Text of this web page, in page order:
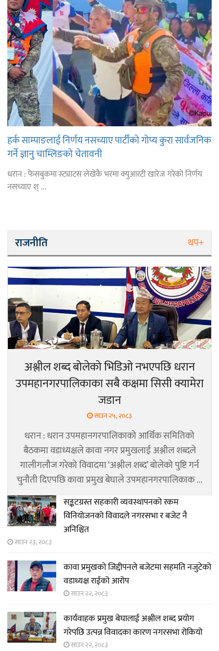
हर्क साम्पाङलाई निर्णय नसच्याए पार्टीको गोप्य कुरा सार्वजनिक
गर्ने ज्ञानु चाम्लिङको चेतावनी
धरान : फेसबुकमा स्ट्याटस लेखेकै भरमा क्युआरटी खारेज गरेको निर्णय
नसच्याए श् ...
राजनीति थप+
अश्लील शब्द बोलेको भिडिओ नभएपछि धरान
उपमहानगरपालिकाका सबै कक्षमा सिसी क्यामेरा
जडान
साउन २५, २०८३
धरान : धरान उपमहानगरपालिकाको आर्थिक समितिको
बैठकमा वडाध्यक्षले कावा नगर प्रमुखलाई अश्लील शब्दले
गालीगलौज गरेको विवादमा ‘अश्लील शब्द’ बोलेको पुष्टि गर्न
चुनौती दिएपछि कावा प्रमुख बेघाले उपमहानगरपालिकाक ...
सङ्कटग्रस्त सहकारी व्यवस्थापनको रकम
विनियोजनको विवादले नगरसभा र बजेट नै
अनिश्चित
साउन २३, २०८३
कावा प्रमुखको जिद्दीपनले बजेटमा सहमति नजुटेको
वडाध्यक्ष राईको आरोप
साउन २२, २०८३
कार्यवाहक प्रमुख बेघालाई अश्लील शब्द प्रयोग
गरेपछि उत्पन्न विवादका कारण नगरसभा रोकियो
साउन २२, २०८३